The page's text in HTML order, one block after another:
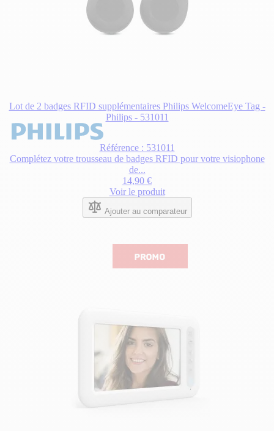
Lot de 2 badges RFID supplémentaires Philips WelcomeEye Tag -
Philips - 531011
Référence : 531011
Complétez votre trousseau de badges RFID pour votre visiophone
de...
14,90 €
Voir le produit
Ajouter au comparateur